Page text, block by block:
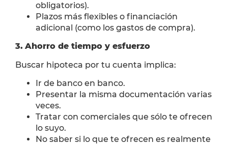
obligatorios).
Plazos más flexibles o financiación
adicional (como los gastos de compra).
3. Ahorro de tiempo y esfuerzo
Buscar hipoteca por tu cuenta implica:
Ir de banco en banco.
Presentar la misma documentación varias
veces.
Tratar con comerciales que sólo te ofrecen
lo suyo.
No saber si lo que te ofrecen es realmente